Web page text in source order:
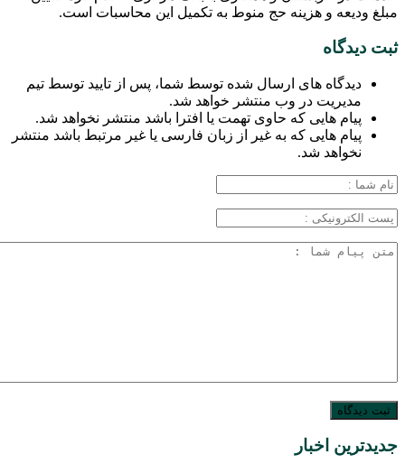
مبلغ ودیعه و هزینه حج منوط به تکمیل این محاسبات است.
ثبت دیدگاه
دیدگاه های ارسال شده توسط شما، پس از تایید توسط تیم
مدیریت در وب منتشر خواهد شد.
پیام هایی که حاوی تهمت یا افترا باشد منتشر نخواهد شد.
پیام هایی که به غیر از زبان فارسی یا غیر مرتبط باشد منتشر
نخواهد شد.
جدیدترین اخبار